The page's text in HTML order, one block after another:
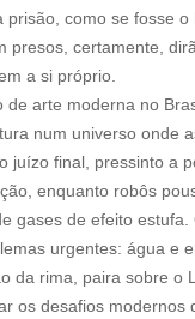
como se fosse
presos, certamente,
a si próprio.
arte moderna no
num universo onde
juízo final, pressinto a
enquanto robôs
gases de efeito
urgentes: água e
da rima, paira sobre o
os desafios